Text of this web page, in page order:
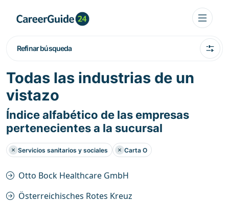
Refinar búsqueda
Todas las industrias de un
vistazo
Índice alfabético de las empresas
pertenecientes a la sucursal
Servicios sanitarios y sociales Carta O
Otto Bock Healthcare GmbH
Österreichisches Rotes Kreuz